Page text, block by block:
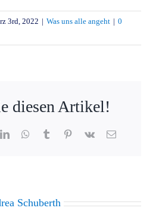
3rd, 2022 | Was uns alle angeht | 0
diesen Artikel!
LinkedInWhatsApp
TumblrPinterest
Vk
E-
Schuberth